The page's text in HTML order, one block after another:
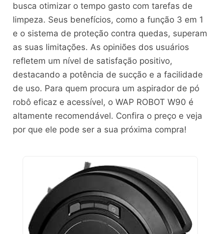
busca otimizar o tempo gasto com tarefas de
limpeza. Seus benefícios, como a função 3 em 1
e o sistema de proteção contra quedas, superam
as suas limitações. As opiniões dos usuários
refletem um nível de satisfação positivo,
destacando a potência de sucção e a facilidade
de uso. Para quem procura um aspirador de pó
robô eficaz e acessível, o WAP ROBOT W90 é
altamente recomendável. Confira o preço e veja
por que ele pode ser a sua próxima compra!